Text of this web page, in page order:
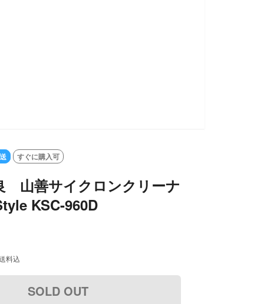
すぐに購入可
山善サイクロンクリーナ
KSC-960D
料込
SOLD OUT